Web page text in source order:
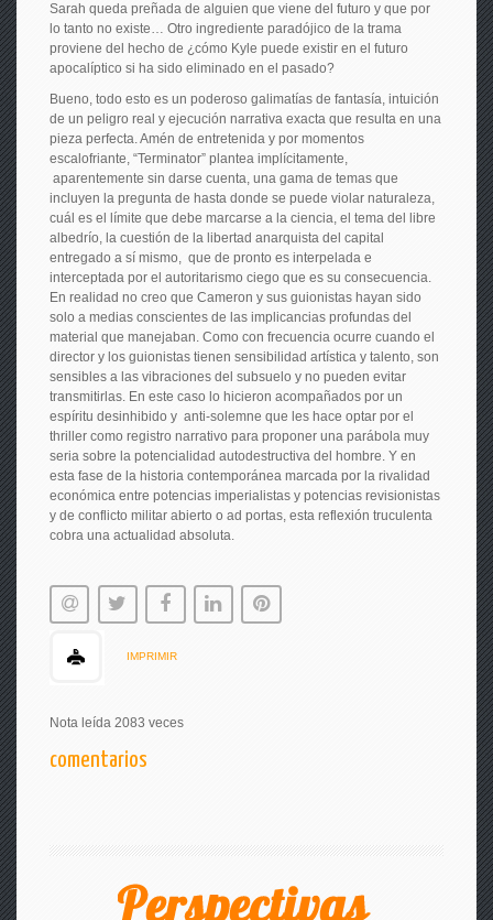
Sarah queda preñada de alguien que viene del futuro y que por
lo tanto no existe… Otro ingrediente paradójico de la trama
proviene del hecho de ¿cómo Kyle puede existir en el futuro
apocalíptico si ha sido eliminado en el pasado?
Bueno, todo esto es un poderoso galimatías de fantasía, intuición
de un peligro real y ejecución narrativa exacta que resulta en una
pieza perfecta. Amén de entretenida y por momentos
escalofriante, “Terminator” plantea implícitamente,
aparentemente sin darse cuenta, una gama de temas que
incluyen la pregunta de hasta donde se puede violar naturaleza,
cuál es el límite que debe marcarse a la ciencia, el tema del libre
albedrío, la cuestión de la libertad anarquista del capital
entregado a sí mismo, que de pronto es interpelada e
interceptada por el autoritarismo ciego que es su consecuencia.
En realidad no creo que Cameron y sus guionistas hayan sido
solo a medias conscientes de las implicancias profundas del
material que manejaban. Como con frecuencia ocurre cuando el
director y los guionistas tienen sensibilidad artística y talento, son
sensibles a las vibraciones del subsuelo y no pueden evitar
transmitirlas. En este caso lo hicieron acompañados por un
espíritu desinhibido y anti-solemne que les hace optar por el
thriller como registro narrativo para proponer una parábola muy
seria sobre la potencialidad autodestructiva del hombre. Y en
esta fase de la historia contemporánea marcada por la rivalidad
económica entre potencias imperialistas y potencias revisionistas
y de conflicto militar abierto o ad portas, esta reflexión truculenta
cobra una actualidad absoluta.
IMPRIMIR
Nota leída 2083 veces
comentarios